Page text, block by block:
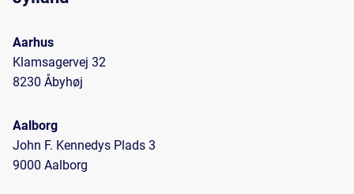
Aarhus
Klamsagervej 32
8230 Åbyhøj
Aalborg
John F. Kennedys Plads 3
9000 Aalborg